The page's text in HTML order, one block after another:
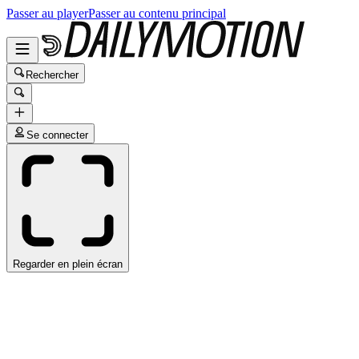
Passer au playerPasser au contenu principal
Rechercher
Se connecter
Regarder en plein écran